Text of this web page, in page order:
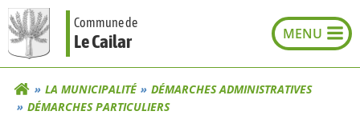
Aller
au
contenu
Commune de
Le Cailar
LA MUNICIPALITÉ
DÉMARCHES ADMINISTRATIVES
DÉMARCHES PARTICULIERS